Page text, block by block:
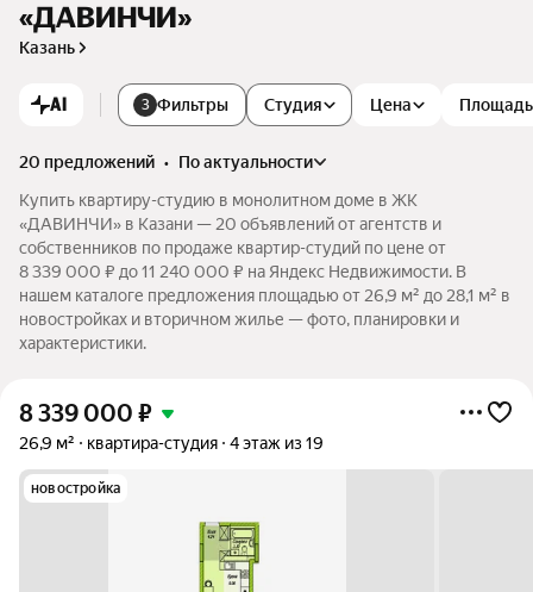
«ДАВИНЧИ»
Казань
AI 3 Фильтры Студия Цена Площадь
20 предложений •
по актуальности
Купить квартиру-студию в монолитном доме в ЖК
«ДАВИНЧИ» в Казани — 20 объявлений от агентств и
собственников по продаже квартир-студий по цене от
8 339 000 ₽ до 11 240 000 ₽ на Яндекс Недвижимости. В
нашем каталоге предложения площадью от 26,9 м² до 28,1 м² в
новостройках и вторичном жилье — фото, планировки и
характеристики.
8 339 000 ₽
26,9 м² квартира-студия 4 этаж из 19
новостройка